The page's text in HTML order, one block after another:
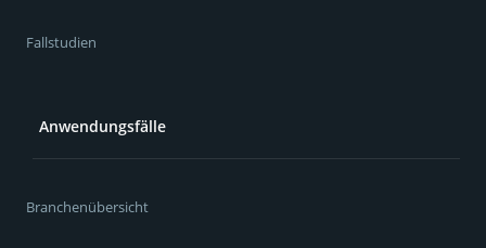
Fallstudien
Anwendungsfälle
Branchenübersicht